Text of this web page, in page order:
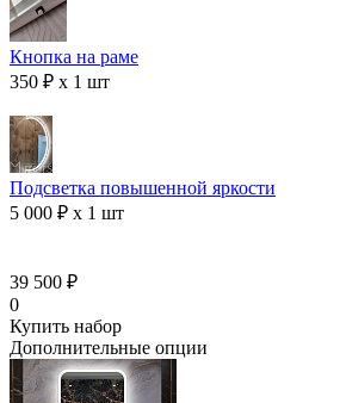
Кнопка на раме
350 ₽ x 1 шт
Подсветка повышенной яркости
5 000 ₽ x 1 шт
39 500 ₽
0
Купить набор
Дополнительные опции